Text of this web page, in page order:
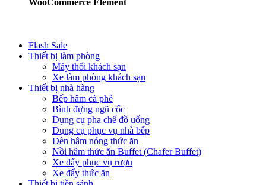
WooCommerce Element
Flash Sale
Thiết bị làm phòng
Máy thổi khách sạn
Xe làm phòng khách sạn
Thiết bị nhà hàng
Bếp hâm cà phê
Bình đựng ngũ cốc
Dụng cụ pha chế đồ uống
Dụng cụ phục vụ nhà bếp
Đèn hâm nóng thức ăn
Nồi hâm thức ăn Buffet (Chafer Buffet)
Xe đẩy phục vụ rượu
Xe đẩy thức ăn